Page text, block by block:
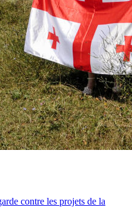
contre les projets de la